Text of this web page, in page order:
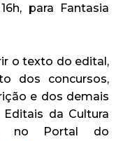
para Fantasia
o texto do edital,
dos concursos,
e dos demais
da Cultura
no Portal do